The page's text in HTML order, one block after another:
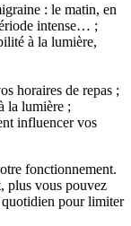
: le matin, en
intense… ;
à la lumière,
horaires de repas ;
la lumière ;
influencer vos
fonctionnement.
plus vous pouvez
quotidien pour limiter